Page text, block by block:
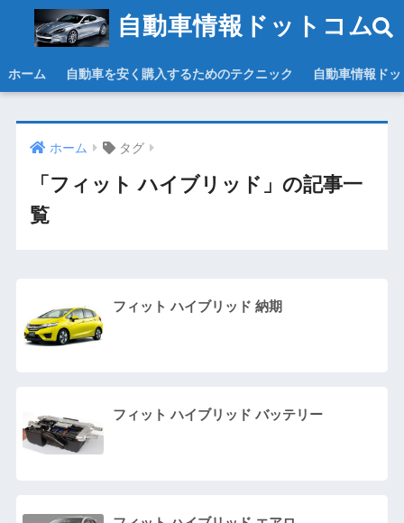
自動車情報ドットコム
ホーム 自動車を安く購入するためのテクニック 自動車情報ド
ホーム タグ
「フィット ハイブリッド」の記事一
覧
フィット ハイブリッド 納期
フィット ハイブリッド バッテリー